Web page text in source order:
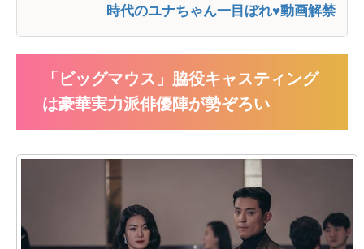
時代のユナちゃん一目ぼれ♥動画解禁
「ビッグマウス」脇役キャスティング
は豪華実力派俳優陣が勢ぞろい